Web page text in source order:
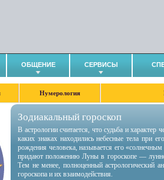
ОБЩЕНИЕ СЕРВИСЫ
Нумерология
Зодиакальный гороскоп
В астрологии считается, что судьба и
каких знаках находились небесные тела при
рождения человека, называется его
придают положению Луны в гороскопе —
Тем не менее, полноценный астрологический
гороскопа и их взаимодействия.